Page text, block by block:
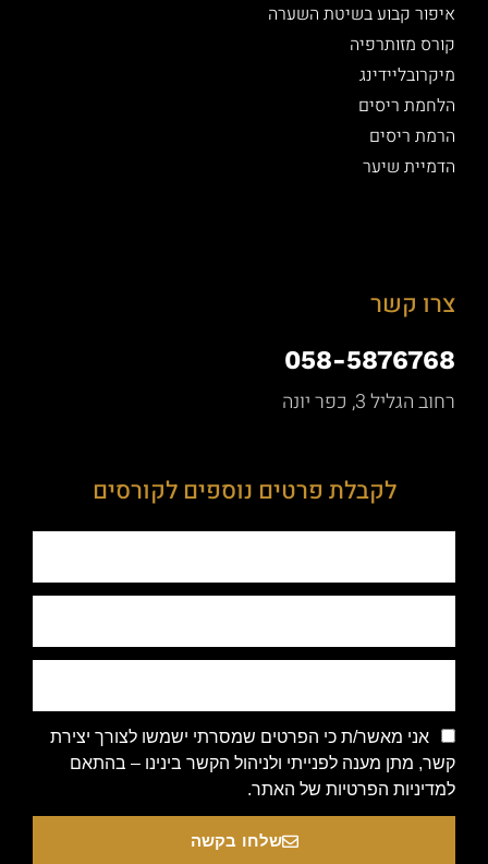
איפור קבוע בשיטת השערה
קורס מזותרפיה
מיקרובליידינג
הלחמת ריסים
הרמת ריסים
הדמיית שיער
צרו קשר
058-5876768
רחוב הגליל 3, כפר יונה
לקבלת פרטים נוספים לקורסים
אני מאשר/ת כי הפרטים שמסרתי ישמשו לצורך יצירת
קשר, מתן מענה לפנייתי ולניהול הקשר בינינו – בהתאם
למדיניות הפרטיות של האתר.
שלחו בקשה